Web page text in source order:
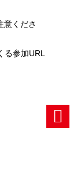
意くださ
る参加URL